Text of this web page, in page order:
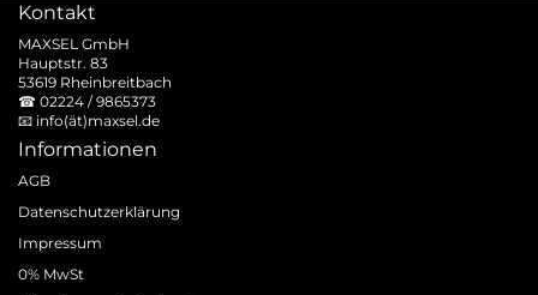
Kontakt
MAXSEL GmbH
Hauptstr. 83
53619 Rheinbreitbach
☎ 02224 / 9865373
📧 info(ät)maxsel.de
Informationen
AGB
Datenschutzerklärung
Impressum
0% MwSt